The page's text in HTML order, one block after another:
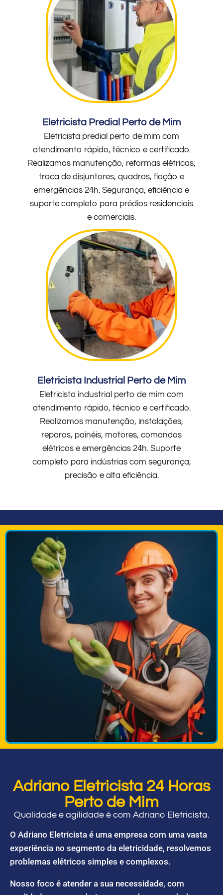
Eletricista Predial Perto de Mim
Eletricista predial perto de mim com
atendimento rápido, técnico e certificado.
Realizamos manutenção, reformas elétricas,
troca de disjuntores, quadros, fiação e
emergências 24h. Segurança, eficiência e
suporte completo para prédios residenciais
e comerciais.
Eletricista Industrial Perto de Mim
Eletricista industrial perto de mim com
atendimento rápido, técnico e certificado.
Realizamos manutenção, instalações,
reparos, painéis, motores, comandos
elétricos e emergências 24h. Suporte
completo para indústrias com segurança,
precisão e alta eficiência.
Adriano Eletricista 24 Horas
Perto de Mim
Qualidade e agilidade é com Adriano Eletricista.
O Adriano Eletricista é uma empresa com uma vasta
experiência no segmento da eletricidade, resolvemos
problemas elétricos simples e complexos.
Nosso foco é atender a sua necessidade, com